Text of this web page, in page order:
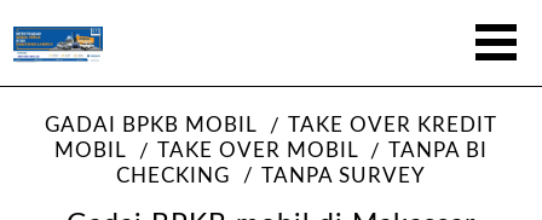
GADAI BPKB MOBIL
TAKE OVER KREDIT
MOBIL
TAKE OVER MOBIL
TANPA BI
CHECKING
TANPA SURVEY